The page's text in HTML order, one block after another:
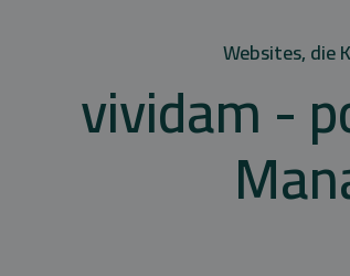
Websites,
vividam -